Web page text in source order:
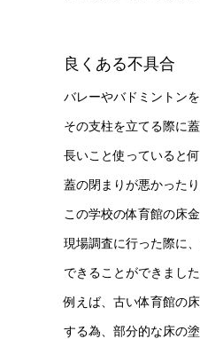
良くある不具合
バレーやバドミントン
その支柱を立てる際に
長いこと使っていると
蓋の閉まりが悪かった
この学校の体育館の床
現場調査に行った際に
できることができました
例えば、古い体育館の
する為、部分的な床の